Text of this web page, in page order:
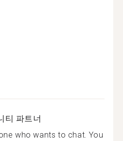
티 파트너
who wants to chat. You